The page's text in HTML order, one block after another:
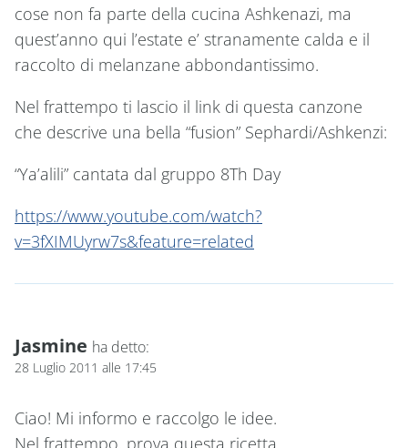
cose non fa parte della cucina Ashkenazi, ma
quest’anno qui l’estate e’ stranamente calda e il
raccolto di melanzane abbondantissimo.
Nel frattempo ti lascio il link di questa canzone
che descrive una bella “fusion” Sephardi/Ashkenzi:
“Ya’alili” cantata dal gruppo 8Th Day
https://www.youtube.com/watch?
v=3fXIMUyrw7s&feature=related
Jasmine ha detto:
28 Luglio 2011 alle 17:45
Ciao! Mi informo e raccolgo le idee.